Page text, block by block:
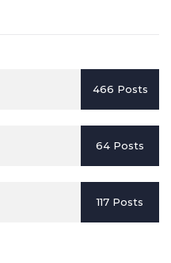
466 Posts
64 Posts
117 Posts